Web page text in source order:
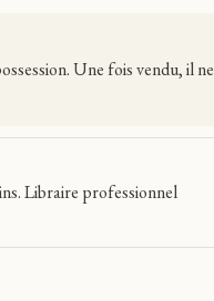
Une fois vendu, il ne
Libraire professionnel